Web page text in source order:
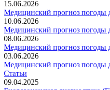
15.06.2026
Медицинский прогноз погоды
10.06.2026
Медицинский прогноз погоды
08.06.2026
Медицинский прогноз погоды
03.06.2026
Медицинский прогноз погоды
Статьи
09.04.2025